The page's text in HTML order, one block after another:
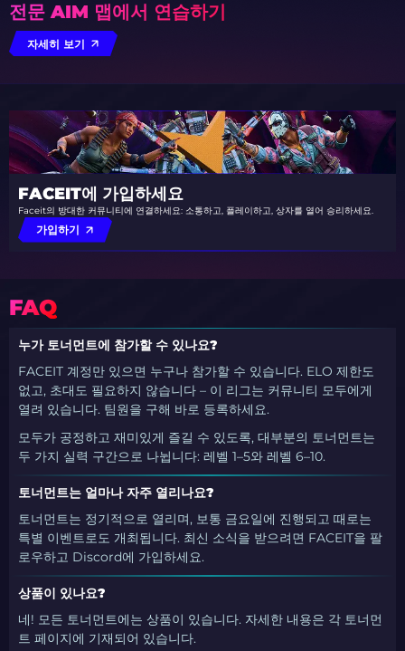
전문 AIM 맵에서 연습하기
자세히 보기
FACEIT에 가입하세요
Faceit의 방대한 커뮤니티에 연결하세요: 소통하고, 플레이하고, 상자를 열어 승리하세요.
가입하기
FAQ
누가 토너먼트에 참가할 수 있나요?
FACEIT 계정만 있으면 누구나 참가할 수 있습니다. ELO 제한도
없고, 초대도 필요하지 않습니다 – 이 리그는 커뮤니티 모두에게
열려 있습니다. 팀원을 구해 바로 등록하세요.
모두가 공정하고 재미있게 즐길 수 있도록, 대부분의 토너먼트는
두 가지 실력 구간으로 나뉩니다: 레벨 1–5와 레벨 6–10.
토너먼트는 얼마나 자주 열리나요?
토너먼트는 정기적으로 열리며, 보통 금요일에 진행되고 때로는
특별 이벤트로도 개최됩니다. 최신 소식을 받으려면 FACEIT을 팔
로우하고 Discord에 가입하세요.
상품이 있나요?
네! 모든 토너먼트에는 상품이 있습니다. 자세한 내용은 각 토너먼
트 페이지에 기재되어 있습니다.